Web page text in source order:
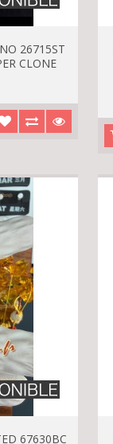
26715ST
CLONE
67630BC